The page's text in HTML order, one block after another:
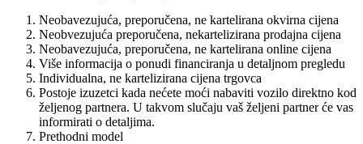
Neobavezujuća, preporučena, ne kartelirana okvirna cijena
Neobvezujuća preporučena, nekartelizirana prodajna cijena
Neobavezujuća, preporučena, ne kartelirana online cijena
Više informacija o ponudi financiranja u detaljnom pregledu
Individualna, ne kartelizirana cijena trgovca
Postoje izuzetci kada nećete moći nabaviti vozilo direktno kod
željenog partnera. U takvom slučaju vaš željeni partner će vas
informirati o detaljima.
Prethodni model